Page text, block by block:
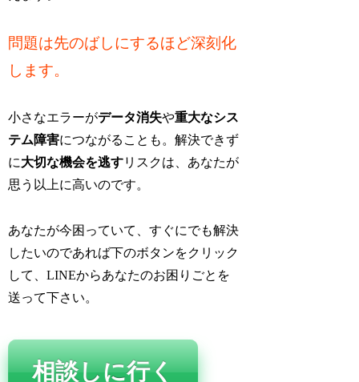
問題は先のばしにするほど深刻化
します。
小さなエラーがデータ消失や重大なシス
テム障害につながることも。解決できず
に大切な機会を逃すリスクは、あなたが
思う以上に高いのです。
あなたが今困っていて、すぐにでも解決
したいのであれば下のボタンをクリック
して、LINEからあなたのお困りごとを
送って下さい。
相談しに行く